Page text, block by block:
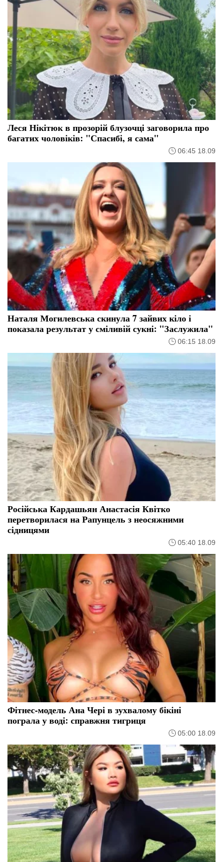
Леся Нікітюк в прозорій блузочці заговорила про
багатих чоловіків: "Спасибі, я сама"
06:45 18.09
Наталя Могилевська скинула 7 зайвих кіло і
показала результат у сміливій сукні: "Заслужила"
06:15 18.09
Російська Кардашьян Анастасія Квітко
перетворилася на Рапунцель з неосяжними
сідницями
05:40 18.09
Фітнес-модель Ана Чері в зухвалому бікіні
пограла у воді: справжня тигриця
05:00 18.09